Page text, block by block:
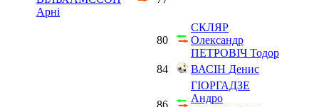
Арні
80
СКЛЯР
Олександр
ПЕТРОВІЧ Тодор
84
ВАСІН Денис
86
ГІОРГАДЗЕ
Андро